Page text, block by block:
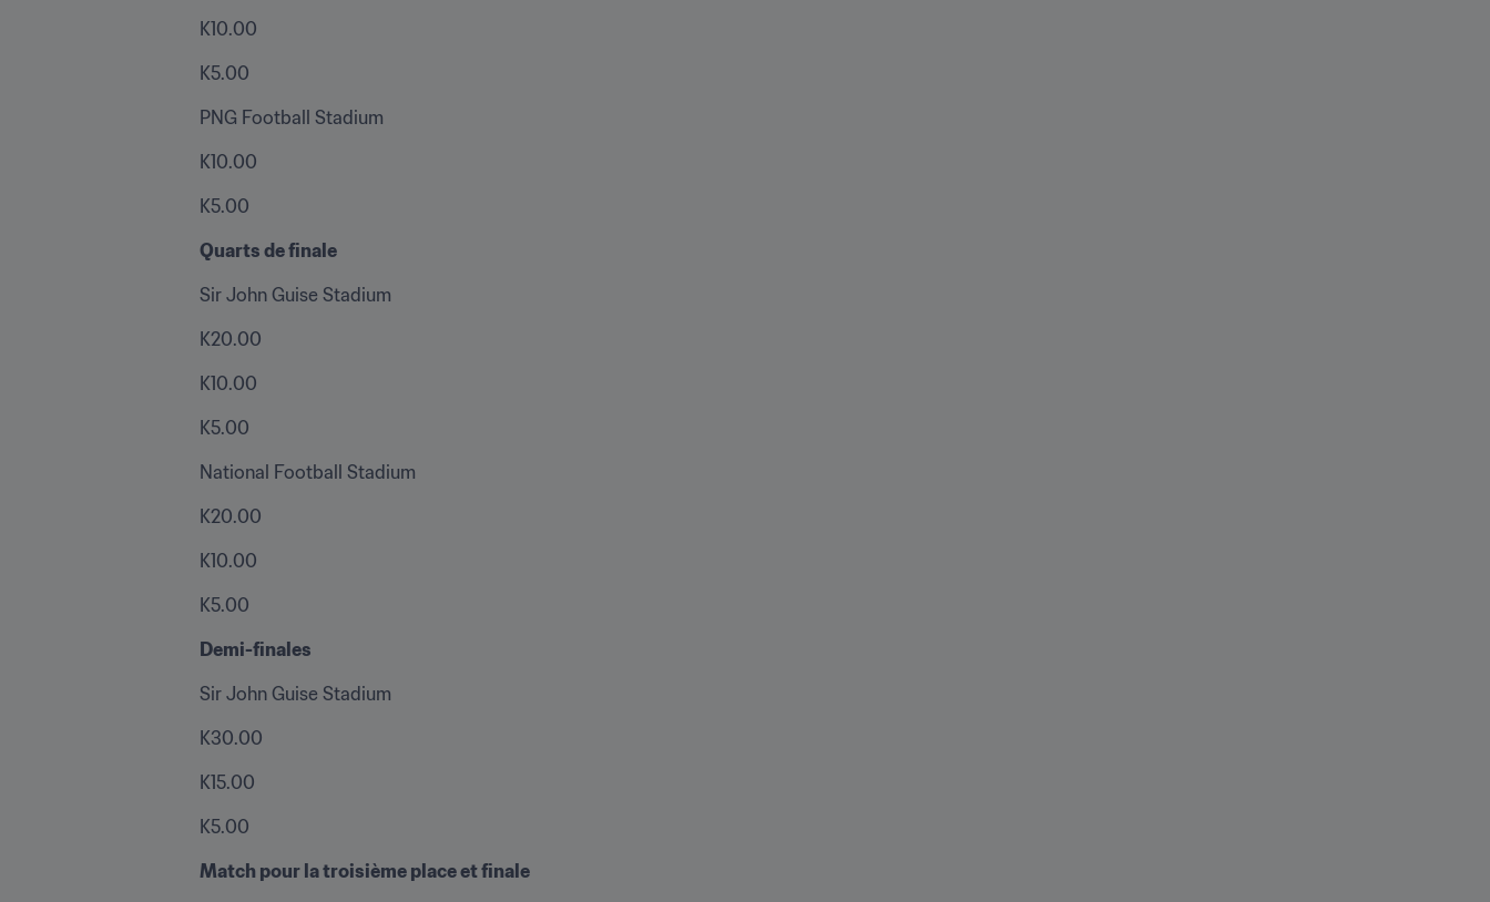
K10.00
K5.00
PNG Football Stadium
K10.00
K5.00
Quarts de finale
Sir John Guise Stadium
K20.00
K10.00
K5.00
National Football Stadium
K20.00
K10.00
K5.00
Demi-finales
Sir John Guise Stadium
K30.00
K15.00
K5.00
Match pour la troisième place et finale